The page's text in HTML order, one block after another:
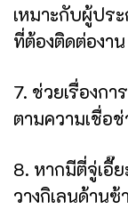
เหมาะกับผู้ปร
ที่ต้องติดต่องาน
7. ช่วยเรื่องกา
ตามความเชื่อ
8. หากมีตี่จู่เอี๊
วางกิเลนด้าน